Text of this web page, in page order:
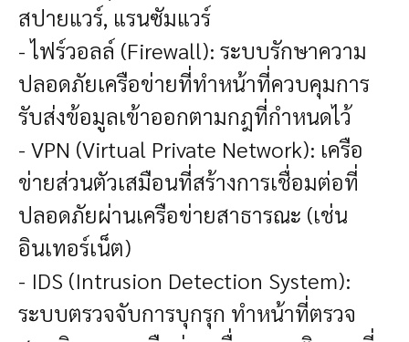
สปายแวร์, แรนซัมแวร์
- ไฟร์วอลล์ (Firewall): ระบบรักษาความ
ปลอดภัยเครือข่ายที่ทำหน้าที่ควบคุมการ
รับส่งข้อมูลเข้าออกตามกฎที่กำหนดไว้
- VPN (Virtual Private Network): เครือ
ข่ายส่วนตัวเสมือนที่สร้างการเชื่อมต่อที่
ปลอดภัยผ่านเครือข่ายสาธารณะ (เช่น
อินเทอร์เน็ต)
- IDS (Intrusion Detection System):
ระบบตรวจจับการบุกรุก ทำหน้าที่ตรวจ